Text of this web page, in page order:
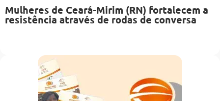
Mulheres de Ceará-Mirim (RN) fortalecem a
resistência através de rodas de conversa